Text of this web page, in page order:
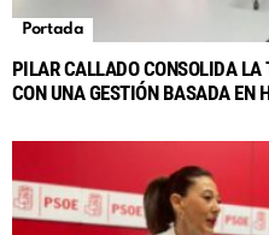
Portada
PILAR CALLADO CONSOLIDA
CON UNA GESTIÓN BASADA EN